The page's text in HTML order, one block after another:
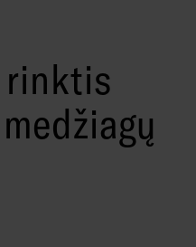
rinktis